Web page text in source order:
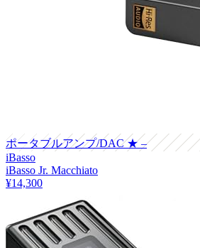
ポータブルアンプ/DAC ★ –
iBasso
iBasso Jr. Macchiato
¥14,300